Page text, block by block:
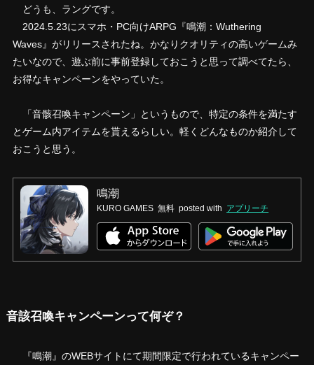
どうも、ラングです。
2024.5.23にスマホ・PC向けARPG『鳴潮：Wuthering
Waves』がリリースされたね。かなりクオリティの高いゲームみ
たいなので、遊ぶ前に事前登録しておこうと思って調べてたら、
お得なキャンペーンをやっていた。
「音骸召喚キャンペーン」というもので、特定の条件を満たす
とゲーム内アイテムを貰えるらしい。軽くどんなものか紹介して
おこうと思う。
鳴潮
KURO GAMES 無料 posted with アプリーチ
音該召喚キャンペーンって何ぞ？
『鳴潮』のWEBサイトにて期間限定で行われているキャンペー